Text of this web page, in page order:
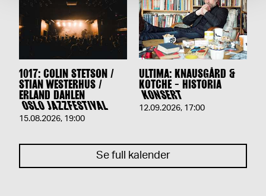
1017: COLIN STETSON /
STIAN WESTERHUS /
ERLAND DAHLEN
OSLO JAZZFESTIVAL
15.08.2026, 19:00
ULTIMA: KNAUSGÅRD &
KOTCHE - HISTORIA
KONSERT
12.09.2026, 17:00
Se full kalender